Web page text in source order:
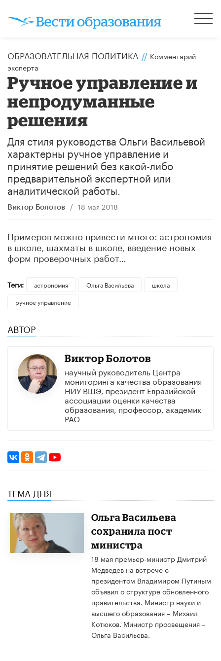
ОБРАЗОВАТЕЛЬНАЯ ПОЛИТИКА // Комментарий
эксперта
Ручное управление и
непродуманные
решения
Для стиля руководства Ольги Васильевой
характерны ручное управление и
принятие решений без какой-либо
предварительной экспертной или
аналитической работы.
Виктор Болотов / 18 мая 2018
Примеров можно привести много: астрономия
в школе, шахматы в школе, введение новых
форм проверочных работ…
Теги: астрономия Ольга Васильева
школа
ручное управление
АВТОР
Виктор Болотов
научный руководитель Центра
мониторинга качества образования
НИУ ВШЭ, президент Евразийской
ассоциации оценки качества
образования, профессор, академик
РАО
ТЕМА ДНЯ
Ольга Васильева
сохранила пост
министра
18 мая премьер-министр Дмитрий
Медведев на встрече с
президентом Владимиром Путиным
объявил о структуре обновленного
правительства. Министр науки и
высшего образования – Михаил
Котюков. Министр просвещения –
Ольга Васильева.